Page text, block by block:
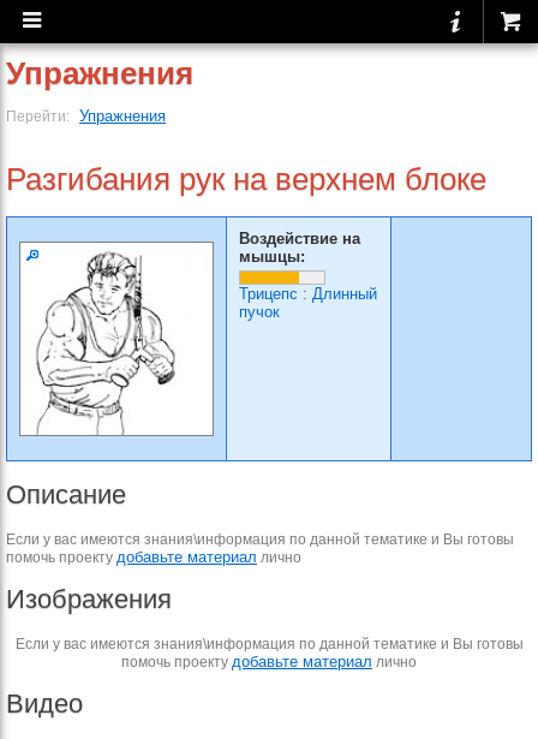
Упражнения
Перейти: Упражнения
Разгибания рук на верхнем блоке
Воздействие на
мышцы:
Трицепс : Длинный
пучок
Описание
Если у вас имеются знания\информация по данной тематике и Вы готовы
помочь проекту добавьте материал лично
Изображения
Если у вас имеются знания\информация по данной тематике и Вы готовы
помочь проекту добавьте материал лично
Видео